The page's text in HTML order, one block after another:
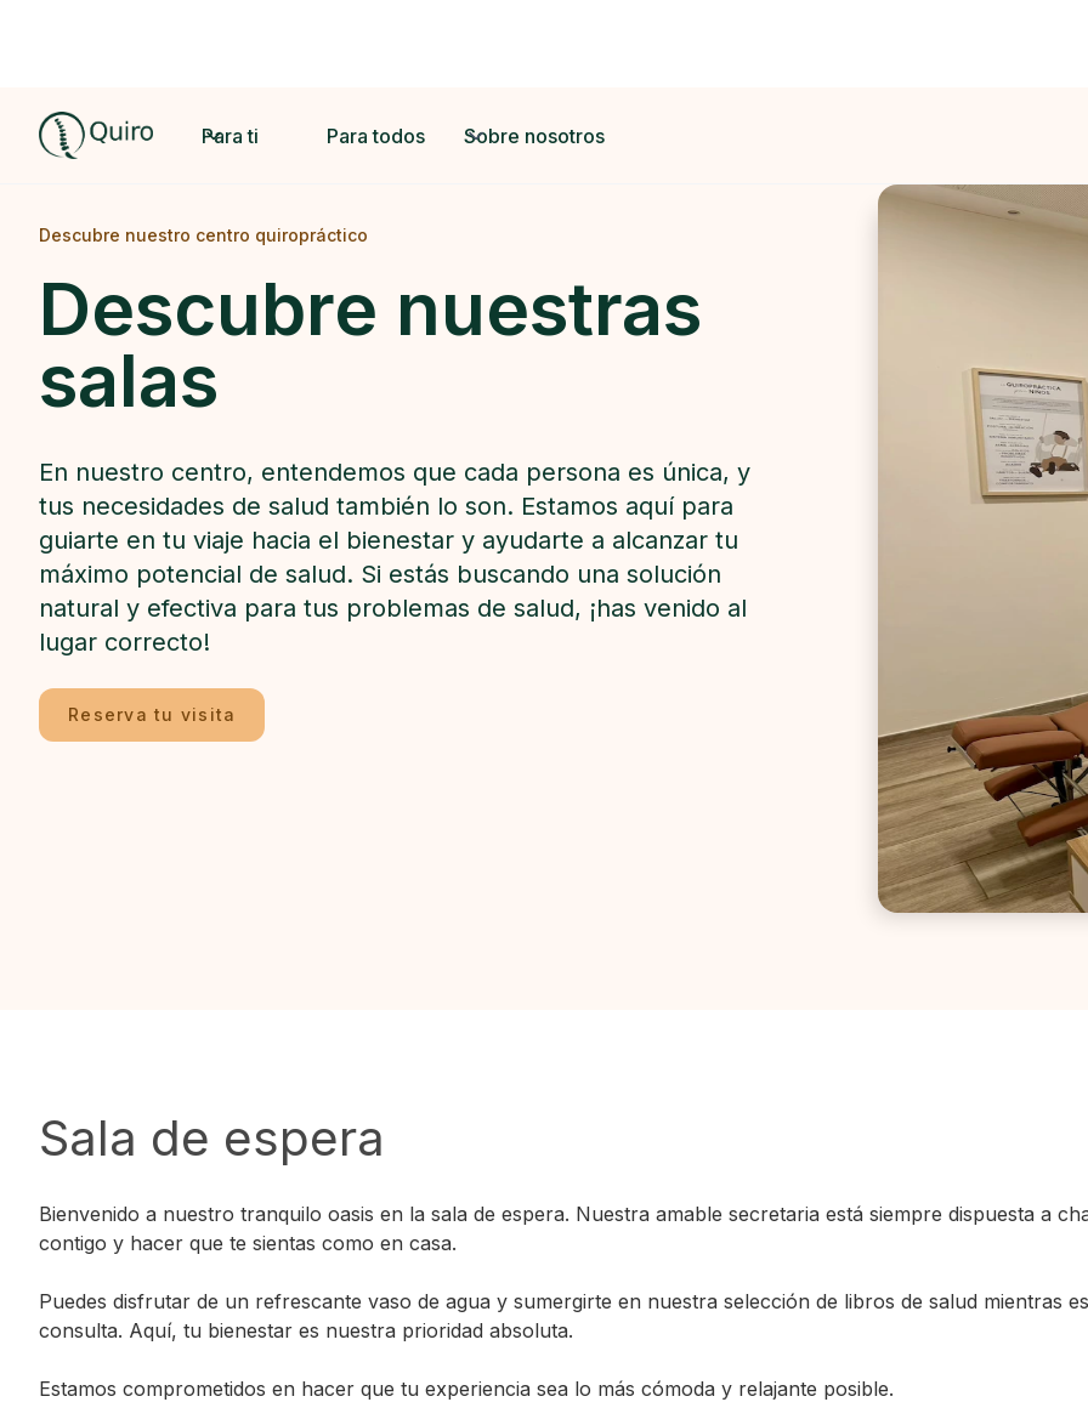
Para ti Para todos Sobre nosotros
Descubre nuestro centro quiropráctico
Descubre nuestras
salas
En nuestro centro, entendemos que cada persona es única, y
tus necesidades de salud también lo son. Estamos aquí para
guiarte en tu viaje hacia el bienestar y ayudarte a alcanzar tu
máximo potencial de salud. Si estás buscando una solución
natural y efectiva para tus problemas de salud, ¡has venido al
lugar correcto!
Reserva tu visita
Sala de espera
Bienvenido a nuestro tranquilo oasis en la sala de espera. Nuestra amable secretaria está siempre dispuesta a
contigo y hacer que te sientas como en casa.
Puedes disfrutar de un refrescante vaso de agua y sumergirte en nuestra selección de libros de salud mientras
consulta. Aquí, tu bienestar es nuestra prioridad absoluta.
Estamos comprometidos en hacer que tu experiencia sea lo más cómoda y relajante posible.